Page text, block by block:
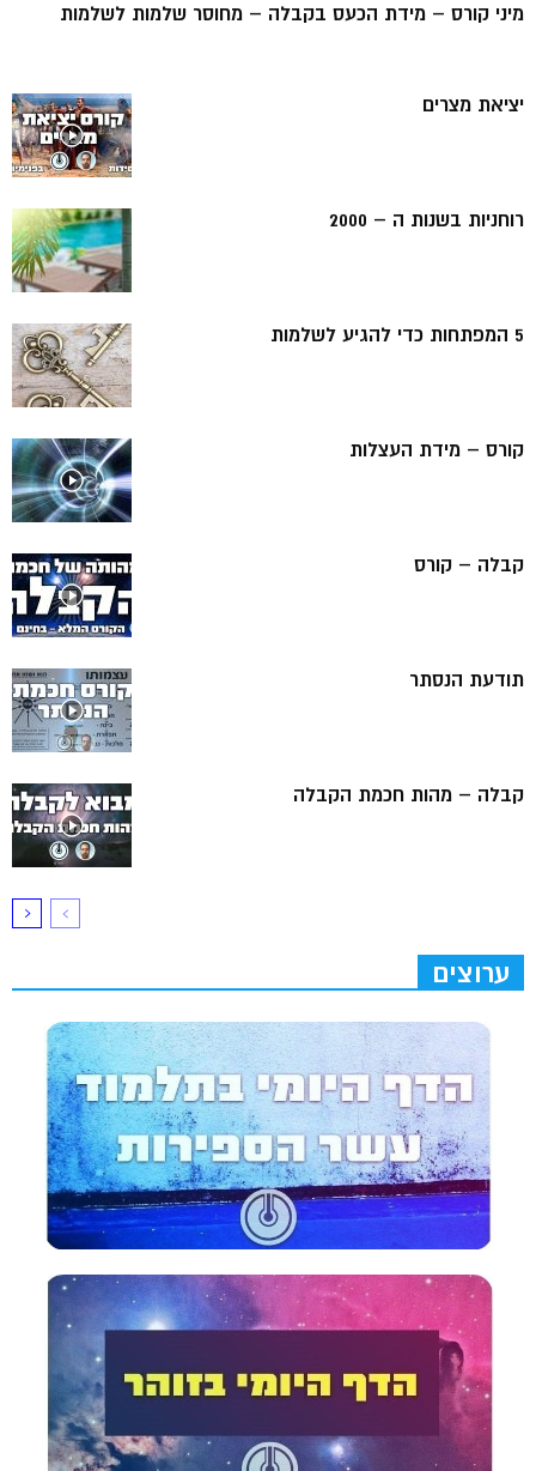
מיני קורס – מידת הכעס בקבלה – מחוסר שלמות לשלמות
יציאת מצרים
רוחניות בשנות ה – 2000
5 המפתחות כדי להגיע לשלמות
קורס – מידת העצלות
קבלה – קורס
תודעת הנסתר
קבלה – מהות חכמת הקבלה
ערוצים